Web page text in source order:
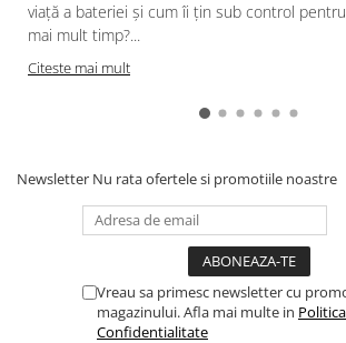
viață a bateriei și cum îi țin sub control
mai mult timp?...
Citeste mai mult
Newsletter Nu rata ofertele si promotiile noastre
Vreau sa primesc newsletter cu
magazinului. Afla mai multe in
Confidentialitate